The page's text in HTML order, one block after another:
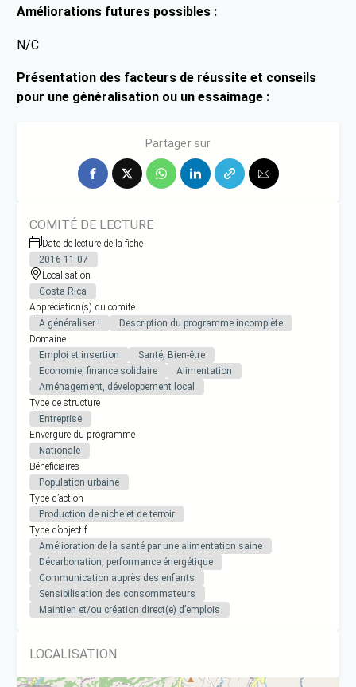
Améliorations futures possibles :
N/C
Présentation des facteurs de réussite et conseils
pour une généralisation ou un essaimage :
Partager sur
COMITÉ DE LECTURE
Date de lecture de la fiche
2016-11-07
Localisation
Costa Rica
Appréciation(s) du comité
A généraliser !
Description du programme incomplète
Domaine
Emploi et insertion
Santé, Bien-être
Economie, finance solidaire
Alimentation
Aménagement, développement local
Type de structure
Entreprise
Envergure du programme
Nationale
Bénéficiaires
Population urbaine
Type d’action
Production de niche et de terroir
Type d’objectif
Amélioration de la santé par une alimentation saine
Décarbonation, performance énergétique
Communication auprès des enfants
Sensibilisation des consommateurs
Maintien et/ou création direct(e) d’emplois
LOCALISATION